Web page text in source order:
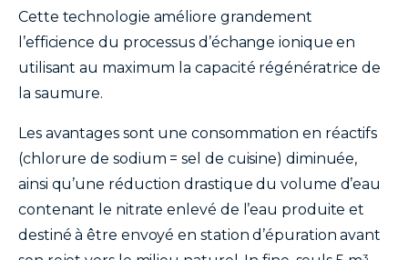
Cette technologie améliore grandement
l’efficience du processus d’échange ionique en
utilisant au maximum la capacité régénératrice de
la saumure.
Les avantages sont une consommation en réactifs
(chlorure de sodium = sel de cuisine) diminuée,
ainsi qu’une réduction drastique du volume d’eau
contenant le nitrate enlevé de l’eau produite et
destiné à être envoyé en station d’épuration avant